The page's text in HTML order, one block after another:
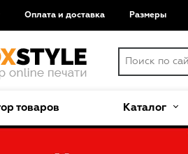
Оплата и доставка Размеры
товаров Каталог